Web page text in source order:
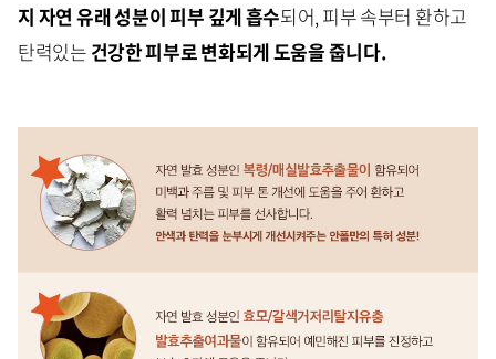
지 자연 유래 성분이 피부 깊게 흡수되어, 피부 속부터 환하고
탄력있는 건강한 피부로 변화되게 도움을 줍니다.